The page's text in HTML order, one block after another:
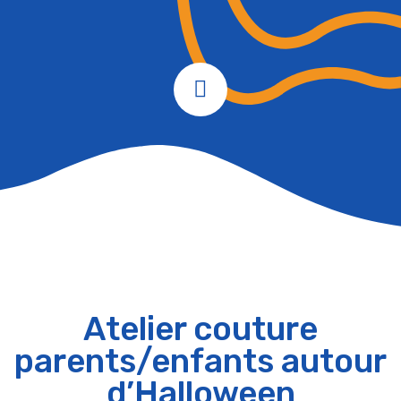
Atelier couture
parents/enfants autour